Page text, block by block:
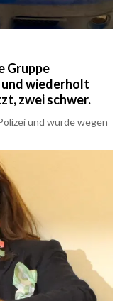
Gruppe
und wiederholt
zwei schwer.
und wurde wegen